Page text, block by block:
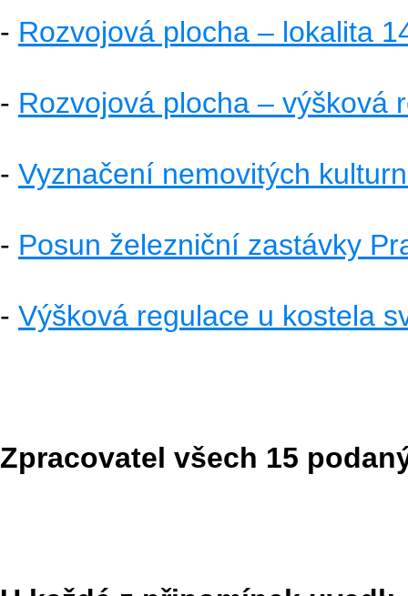
- Rozvojová plocha – lokalita
- Rozvojová plocha – výšková
- Vyznačení nemovitých
- Posun železniční zastávky
- Výšková regulace u kostela
Zpracovatel všech 15